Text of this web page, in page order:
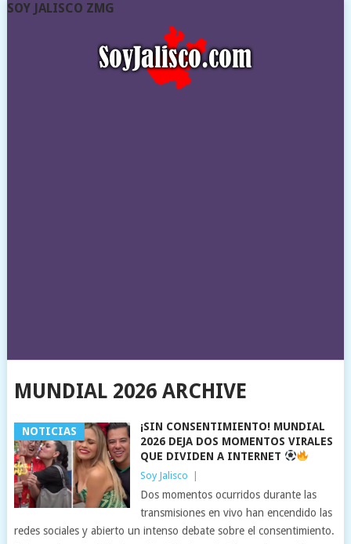
SOY JALISCO ZMG
MUNDIAL 2026 ARCHIVE
NOTICIAS
¡SIN CONSENTIMIENTO! MUNDIAL
2026 DEJA DOS MOMENTOS VIRALES
QUE DIVIDEN A INTERNET
Soy Jalisco
Dos momentos ocurridos durante las
transmisiones en vivo han encendido las
redes sociales y abierto un intenso debate sobre el consentimiento.